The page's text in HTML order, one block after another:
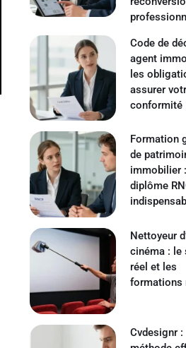
Code de
agent
les
assurer
conformité
Formation
de
immobilier
diplôme
Nettoyeur
cinéma : le
réel et les
formations
Cvdesignr :